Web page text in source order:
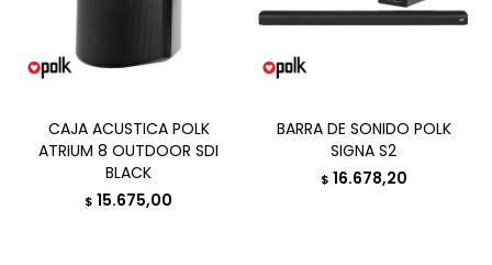
CAJA ACUSTICA POLK
ATRIUM 8 OUTDOOR SDI
BLACK
$ 15.675,00
BARRA DE SONIDO POLK
SIGNA S2
$ 16.678,20